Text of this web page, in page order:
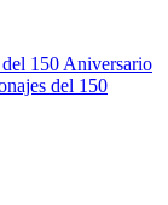
150 Aniversario
del 150